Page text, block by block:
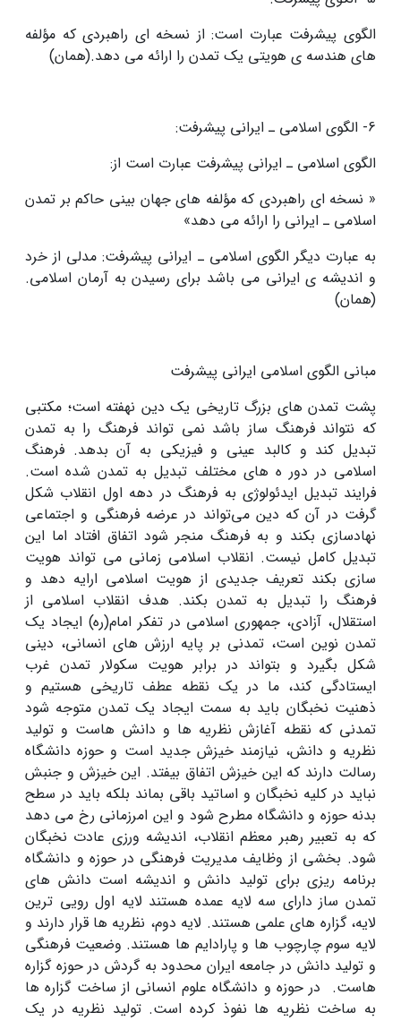
الگوی پیشرفت عبارت است: از نسخه ای راهبردی که مؤلفه
های هندسه ی هویتی یک تمدن را ارائه می دهد.(همان)
6- الگوی اسلامی ـ ایرانی پیشرفت:
الگوی اسلامی ـ ایرانی پیشرفت عبارت است از:
« نسخه ای راهبردی که مؤلفه های جهان بینی حاکم بر تمدن
اسلامی ـ ایرانی را ارائه می دهد»
به عبارت دیگر الگوی اسلامی ـ ایرانی پیشرفت: مدلی از خرد
و اندیشه ی ایرانی می باشد برای رسیدن به آرمان اسلامی.
(همان)
مبانی الگوی اسلامی ایرانی پیشرفت
پشت تمدن های بزرگ تاریخی یک دین نهفته است؛ مکتبی
که نتواند فرهنگ ساز باشد نمی تواند فرهنگ را به تمدن
تبدیل کند و کالبد عینی و فیزیکی به آن بدهد. فرهنگ
اسلامی در دور ه های مختلف تبدیل به تمدن شده است.
فرایند تبدیل ایدئولوژی به فرهنگ در دهه اول انقلاب شکل
گرفت در آن که دین می‌تواند در عرضه فرهنگی و اجتماعی
نهادسازی بکند و به فرهنگ منجر شود اتفاق افتاد اما این
تبدیل کامل نیست. انقلاب اسلامی زمانی می تواند هویت
سازی بکند تعریف جدیدی از هویت اسلامی ارایه دهد و
فرهنگ را تبدیل به تمدن بکند. هدف انقلاب اسلامی از
استقلال، آزادی، جمهوری اسلامی در تفکر امام(ره) ایجاد یک
تمدن نوین است، تمدنی بر پایه ارزش های انسانی، دینی
شکل بگیرد و بتواند در برابر هویت سکولار تمدن غرب
ایستادگی کند، ما در یک نقطه عطف تاریخی هستیم و
ذهنیت نخبگان باید به سمت ایجاد یک تمدن متوجه شود
تمدنی که نقطه آغازش نظریه ها و دانش هاست و تولید
نظریه و دانش، نیازمند خیزش جدید است و حوزه دانشگاه
رسالت دارند که این خیزش اتفاق بیفتد. این خیزش و جنبش
نباید در کلیه نخبگان و اساتید باقی بماند بلکه باید در سطح
بدنه حوزه و دانشگاه مطرح شود و این امرزمانی رخ می دهد
که به تعبیر رهبر معظم انقلاب، اندیشه ورزی عادت نخبگان
شود. بخشی از وظایف مدیریت فرهنگی در حوزه و دانشگاه
برنامه ریزی برای تولید دانش و اندیشه است دانش های
تمدن ساز دارای سه لایه عمده هستند لایه اول رویی ترین
لایه، گزاره های علمی هستند. لایه دوم، نظریه ها قرار دارند و
لایه سوم چارچوب ها و پارادایم ها هستند. وضعیت فرهنگی
و تولید دانش در جامعه ایران محدود به گردش در حوزه گزاره
هاست. در حوزه و دانشگاه علوم انسانی از ساخت گزاره ها
به ساخت نظریه ها نفوذ کرده است. تولید نظریه در یک